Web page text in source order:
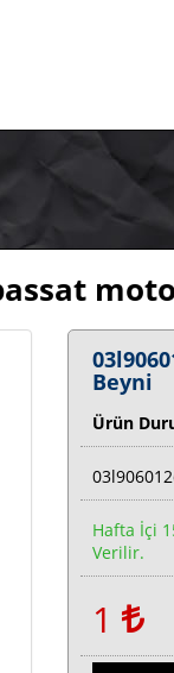
Beyni
Ürün
Hafta İçi
Verilir.
1